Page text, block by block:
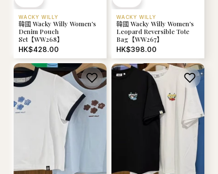
WACKY WILLY
韓國 Wacky Willy Women's
Denim Pouch
Set【WW268】
HK$428.00
WACKY WILLY
韓國 Wacky Willy Women's
Leopard Reversible Tote
Bag【WW267】
HK$398.00